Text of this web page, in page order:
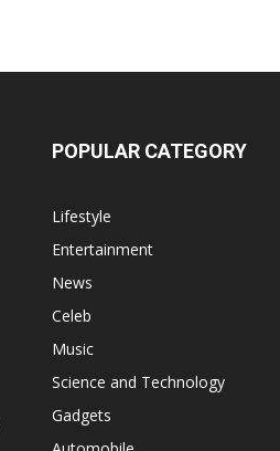
POPULAR CATEGORY
Lifestyle
Entertainment
News
Celeb
Music
Science and Technology
Gadgets